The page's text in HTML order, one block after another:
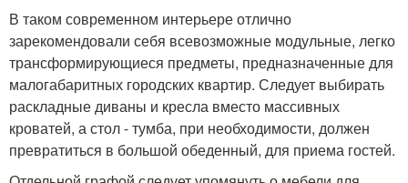
В таком современном интерьере отлично
зарекомендовали себя всевозможные модульные, легко
трансформирующиеся предметы, предназначенные для
малогабаритных городских квартир. Следует выбирать
раскладные диваны и кресла вместо массивных
кроватей, а стол - тумба, при необходимости, должен
превратиться в большой обеденный, для приема гостей.